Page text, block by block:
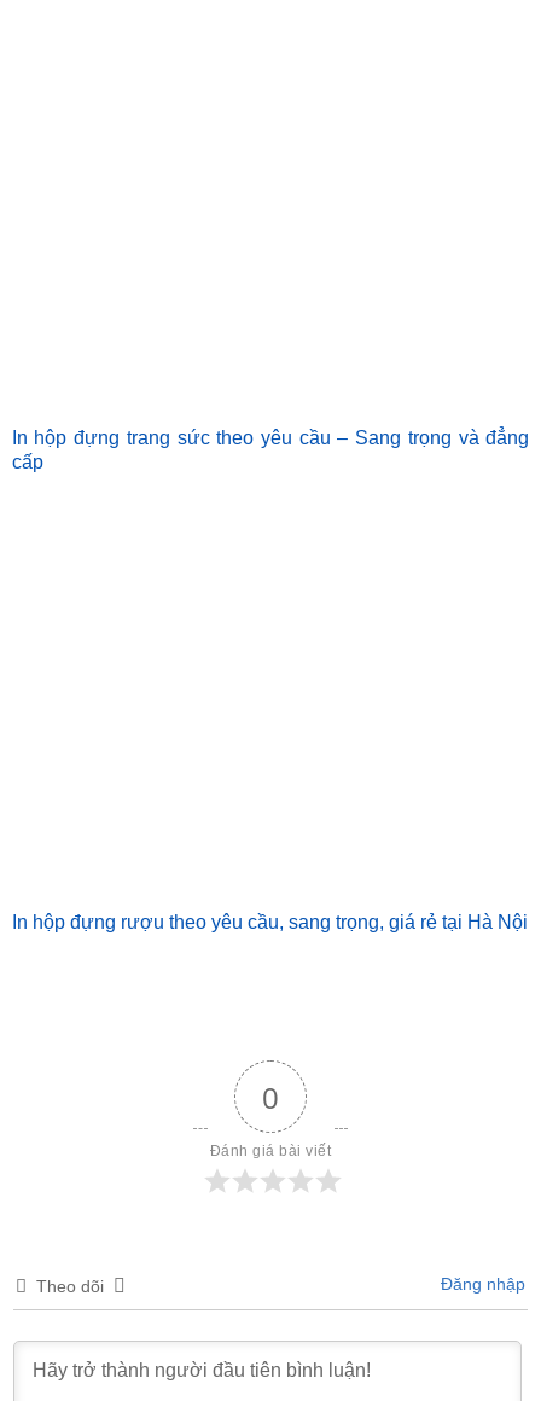
In hộp đựng trang sức theo yêu cầu – Sang trọng và đẳng
cấp
In hộp đựng rượu theo yêu cầu, sang trọng, giá rẻ tại Hà Nội
0
Đánh giá bài viết
Theo dõi Đăng nhập